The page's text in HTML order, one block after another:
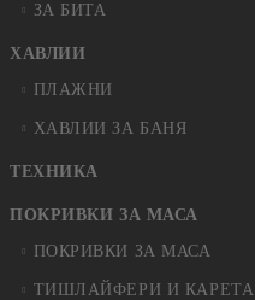
ЗА БИТА
ХАВЛИИ
ПЛАЖНИ
ХАВЛИИ ЗА БАНЯ
ТЕХНИКА
ПОКРИВКИ ЗА МАСА
ПОКРИВКИ ЗА МАСА
ТИШЛАЙФЕРИ И КАРЕТА